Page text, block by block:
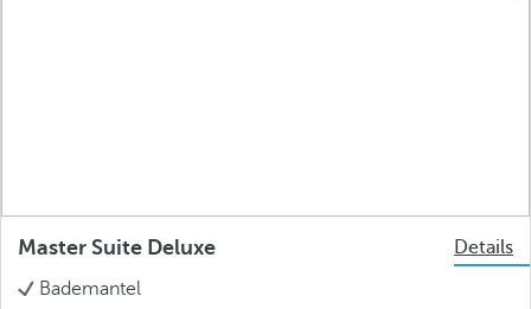
Master Suite Deluxe
Details
Bademantel